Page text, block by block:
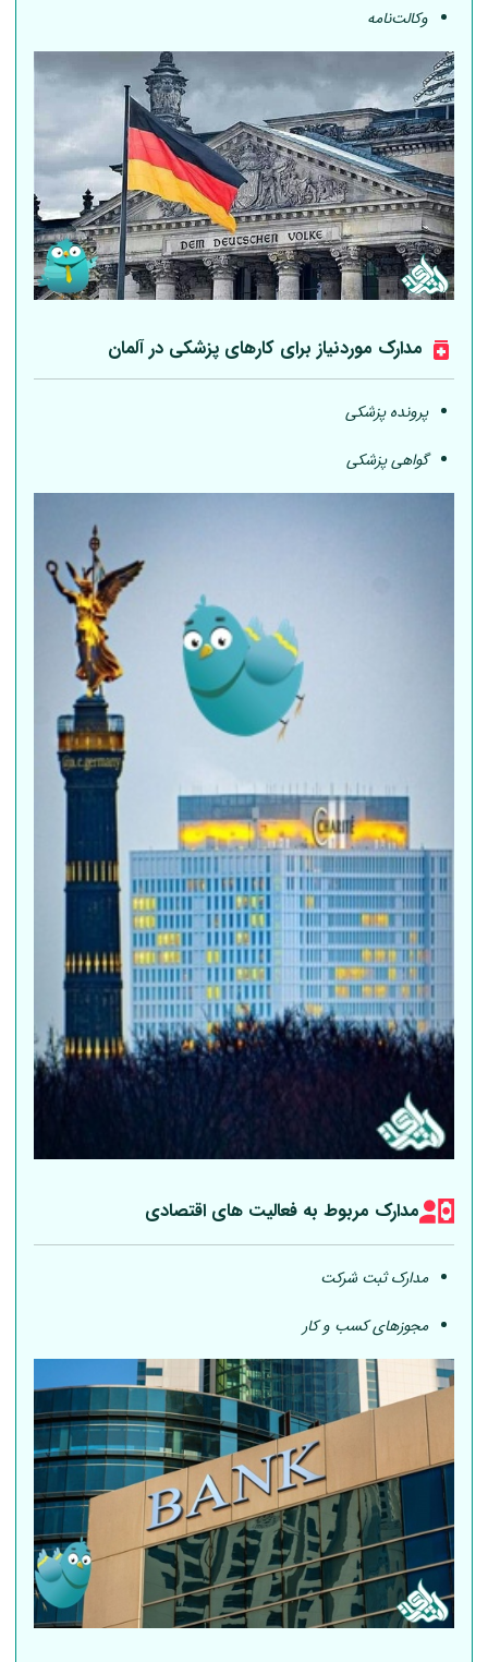
وکالت‌نامه
مدارک موردنیاز برای کارهای پزشکی درآلمان
پرونده پزشکی
گواهی پزشکی
مدارک مربوط به فعالیت های اقتصادی
مدارک ثبت شرکت
مجوزهای کسب و کار